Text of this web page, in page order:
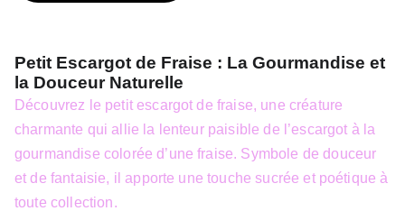
Petit Escargot de Fraise : La Gourmandise et
la Douceur Naturelle
Découvrez le petit escargot de fraise, une créature
charmante qui allie la lenteur paisible de l’escargot à la
gourmandise colorée d’une fraise. Symbole de douceur
et de fantaisie, il apporte une touche sucrée et poétique à
toute collection.